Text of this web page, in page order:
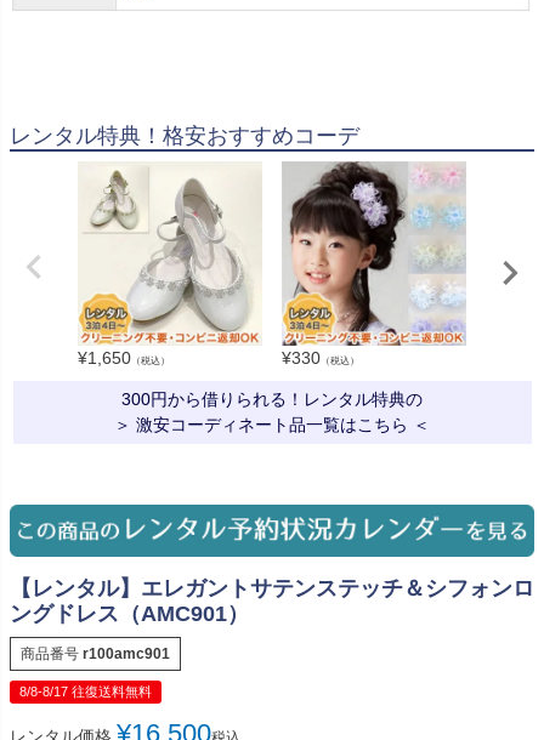
レンタル特典！格安おすすめコーデ
¥1,650 （税込） ¥330 （税込）
300円から借りられる！レンタル特典の
＞ 激安コーディネート品一覧はこちら ＜
【レンタル】エレガントサテンステッチ＆シフォンロ
ングドレス（AMC901）
商品番号 r100amc901
8/8-8/17 往復送料無料
¥16,500